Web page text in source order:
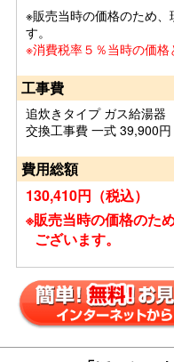
※販売当時の価格のため
す。
※消費税率５％当時の価格
工事費
追炊きタイプ ガス給湯器
交換工事費 一式 39,900円
費用総額
130,410円（税込）
※販売当時の価格のた
ございます。